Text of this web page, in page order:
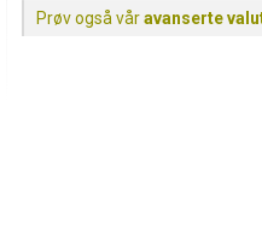
Prøv også våravanserte